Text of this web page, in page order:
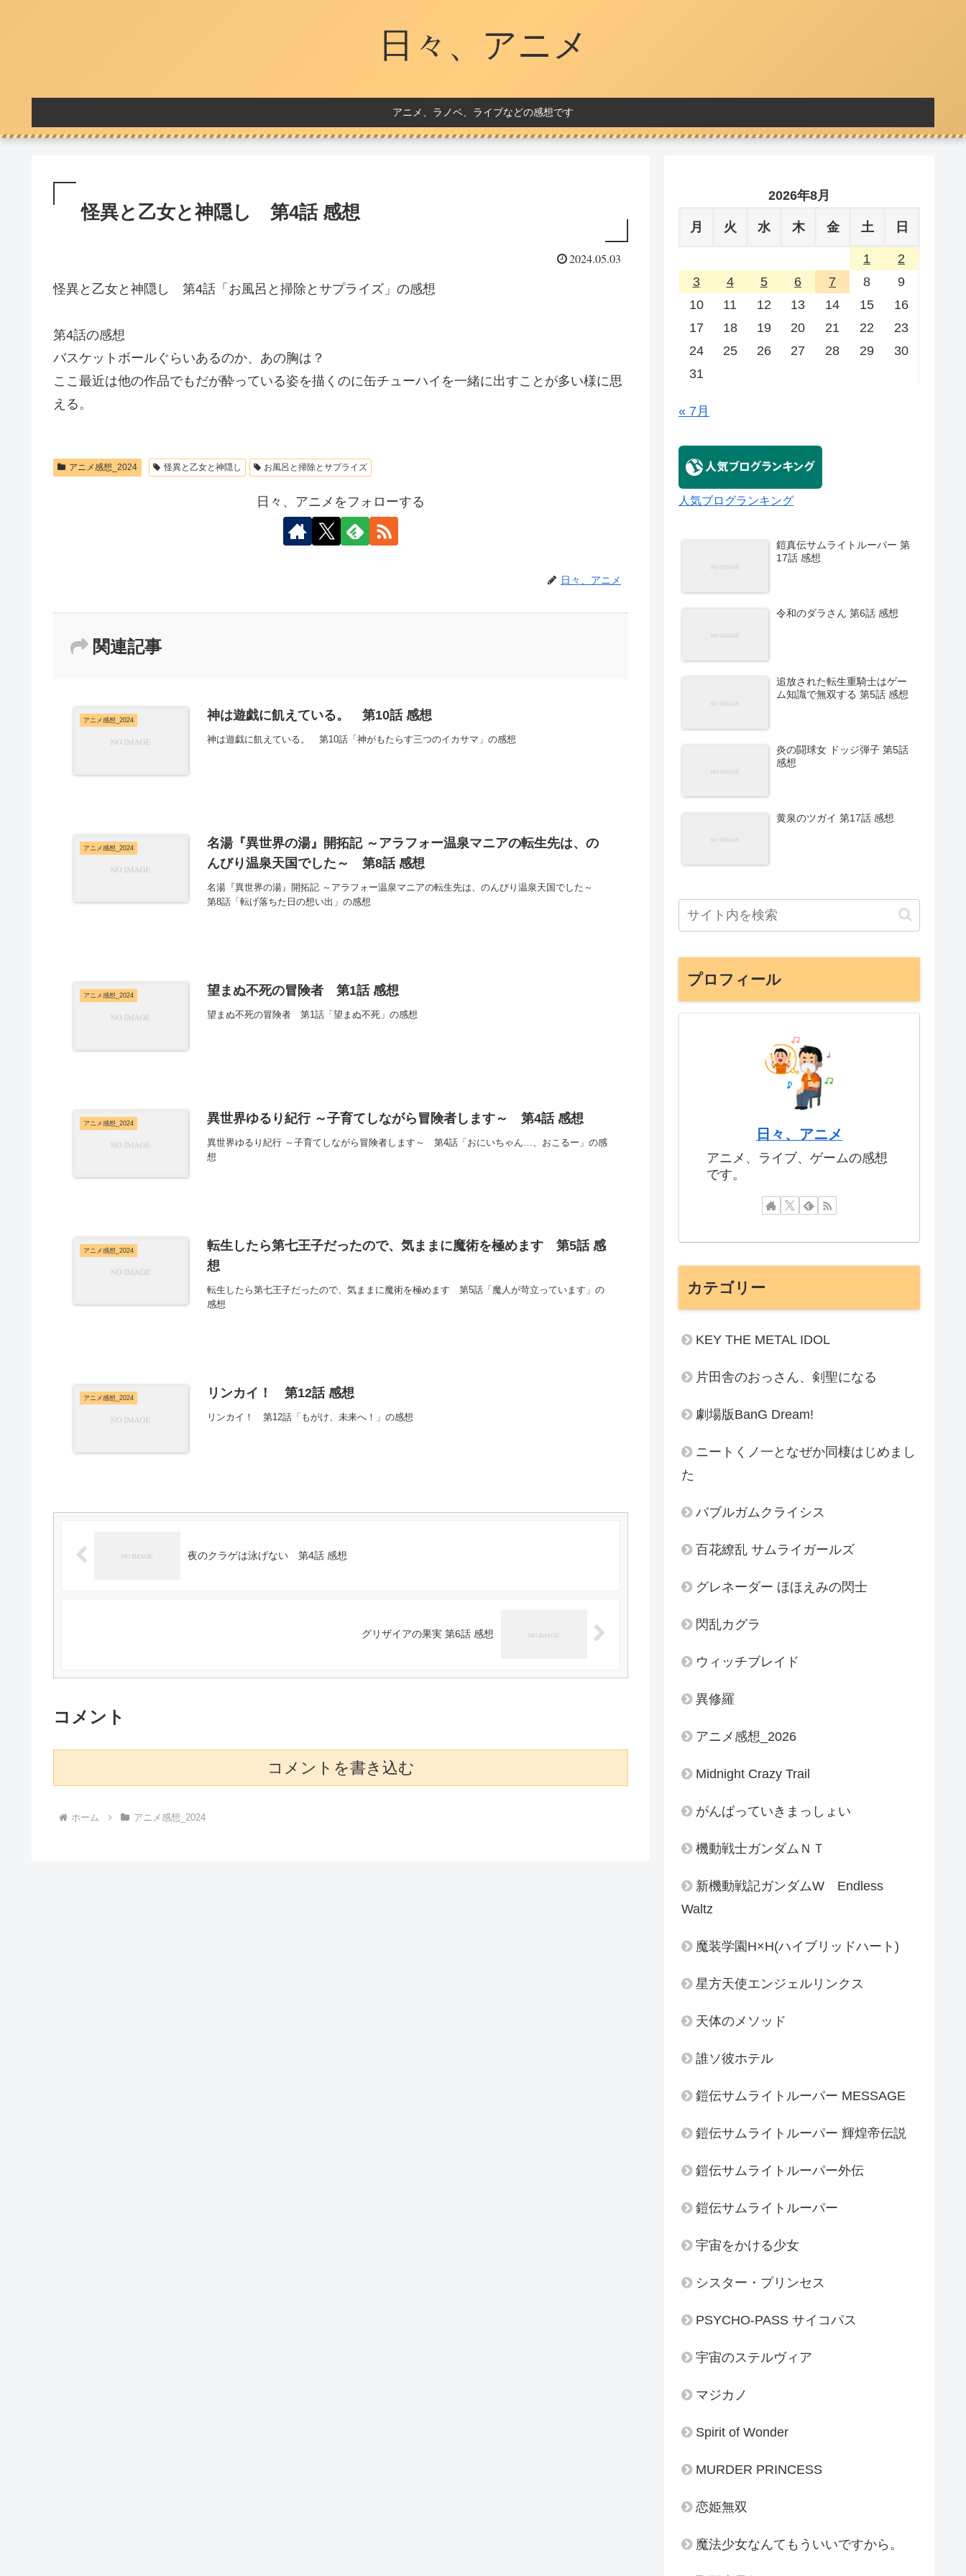
日々、アニメ
アニメ、ラノベ、ライブなどの感想です
怪異と乙女と神隠し 第4話 感想
2024.05.03
怪異と乙女と神隠し 第4話「お風呂と掃除とサプライズ」の感想
第4話の感想
バスケットボールぐらいあるのか、あの胸は？
ここ最近は他の作品でもだが酔っている姿を描くのに缶チューハイを一緒に出すことが多い様に思
える。
アニメ感想_2024 怪異と乙女と神隠し お風呂と掃除とサプライズ
日々、アニメをフォローする
日々、アニメ
関連記事
アニメ感想_2024 神は遊戯に飢えている。 第10話 感想
神は遊戯に飢えている。 第10話「神がもたらす三つのイカサマ」の感想
アニメ感想_2024
名湯『異世界の湯』開拓記 ～アラフォー温泉マニアの転生先は、の
んびり温泉天国でした～ 第8話 感想
名湯『異世界の湯』開拓記 ～アラフォー温泉マニアの転生先は、のんびり温泉天国でした～
第8話「転げ落ちた日の想い出」の感想
アニメ感想_2024 望まぬ不死の冒険者 第1話 感想
望まぬ不死の冒険者 第1話「望まぬ不死」の感想
アニメ感想_2024 異世界ゆるり紀行 ～子育てしながら冒険者します～ 第4話 感想
異世界ゆるり紀行 ～子育てしながら冒険者します～ 第4話「おにいちゃん…、おこるー」の感
想
アニメ感想_2024
転生したら第七王子だったので、気ままに魔術を極めます 第5話 感
想
転生したら第七王子だったので、気ままに魔術を極めます 第5話「魔人が苛立っています」の
感想
アニメ感想_2024 リンカイ！ 第12話 感想
リンカイ！ 第12話「もがけ、未来へ！」の感想
夜のクラゲは泳げない 第4話 感想
グリザイアの果実 第6話 感想
コメント
コメントを書き込む
ホーム アニメ感想_2024
2026年8月
月 火 水 木 金 土 日
1
2
3
4 5 6 7 8
9
10
11 12 13 14 15
16
17
18 19 20 21 22
23
24
25 26 27 28 29
30
31
« 7月
人気ブログランキング
鎧真伝サムライトルーパー 第
17話 感想
令和のダラさん 第6話 感想
追放された転生重騎士はゲー
ム知識で無双する 第5話 感想
炎の闘球女 ドッジ弾子 第5話
感想
黄泉のツガイ 第17話 感想
プロフィール
日々、アニメ
アニメ、ライブ、ゲームの感想
です。
カテゴリー
KEY THE METAL IDOL
片田舎のおっさん、剣聖になる
劇場版BanG Dream!
ニートくノ一となぜか同棲はじめまし
た
バブルガムクライシス
百花繚乱 サムライガールズ
グレネーダー ほほえみの閃士
閃乱カグラ
ウィッチブレイド
異修羅
アニメ感想_2026
Midnight Crazy Trail
がんばっていきまっしょい
機動戦士ガンダムＮＴ
新機動戦記ガンダムW Endless
Waltz
魔装学園H×H(ハイブリッドハート)
星方天使エンジェルリンクス
天体のメソッド
誰ソ彼ホテル
鎧伝サムライトルーパー MESSAGE
鎧伝サムライトルーパー 輝煌帝伝説
鎧伝サムライトルーパー外伝
鎧伝サムライトルーパー
宇宙をかける少女
シスター・プリンセス
PSYCHO-PASS サイコパス
宇宙のステルヴィア
マジカノ
Spirit of Wonder
MURDER PRINCESS
恋姫無双
魔法少女なんてもういいですから。